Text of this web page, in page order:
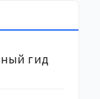
гид